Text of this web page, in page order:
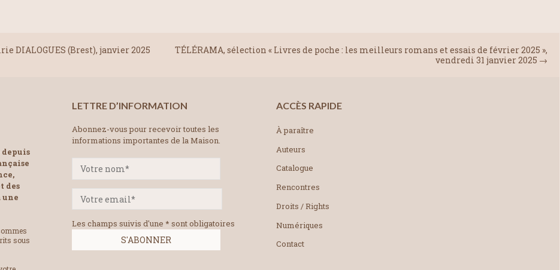
TÉLÉRAMA, sélection « Livres de poche : les meilleurs romans et essais de février 2025 »,
vendredi 31 janvier 2025 →
DIALOGUES (Brest), janvier 2025
des
une
sous
LETTRE D’INFORMATION
Abonnez-vous pour recevoir toutes les
informations importantes de la Maison.
Les champs suivis d'une * sont obligatoires
ACCÈS RAPIDE
À paraître
Auteurs
Catalogue
Rencontres
Droits / Rights
Numériques
Contact